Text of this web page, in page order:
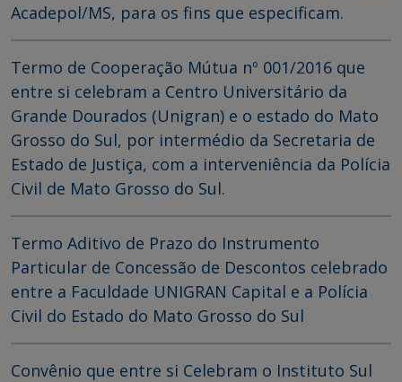
Acadepol/MS, para os fins que especificam.
Termo de Cooperação Mútua nº 001/2016 que
entre si celebram a Centro Universitário da
Grande Dourados (Unigran) e o estado do Mato
Grosso do Sul, por intermédio da Secretaria de
Estado de Justiça, com a interveniência da Polícia
Civil de Mato Grosso do Sul.
Termo Aditivo de Prazo do Instrumento
Particular de Concessão de Descontos celebrado
entre a Faculdade UNIGRAN Capital e a Polícia
Civil do Estado do Mato Grosso do Sul
Convênio que entre si Celebram o Instituto Sul